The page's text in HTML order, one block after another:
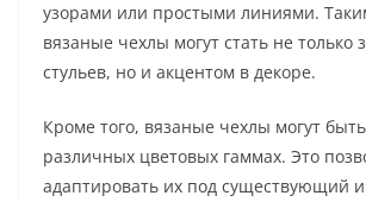
узорами или простыми линиями.
вязаные чехлы могут стать не только
стульев, но и акцентом в декоре.
Кроме того, вязаные чехлы могут
различных цветовых гаммах. Это
адаптировать их под существующий